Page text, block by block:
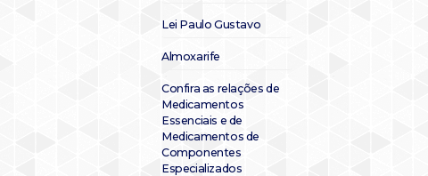
Lei Paulo Gustavo
Almoxarife
Confira as relações de
Medicamentos
Essenciais e de
Medicamentos de
Componentes
Especializados